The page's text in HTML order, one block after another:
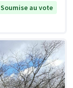
Soumise au vote